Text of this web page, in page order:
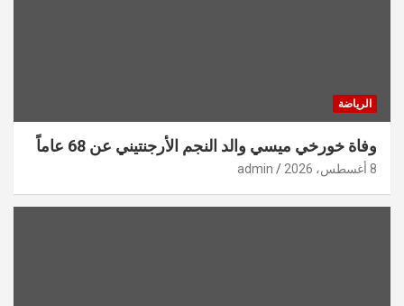
الرياضة
وفاة خورخي ميسي والد النجم الأرجنتيني عن 68 عاماً
8 أغسطس، 2026 admin